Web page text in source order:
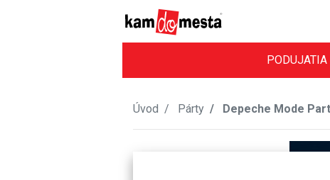
PODUJATIA
Úvod Párty Depeche Mode